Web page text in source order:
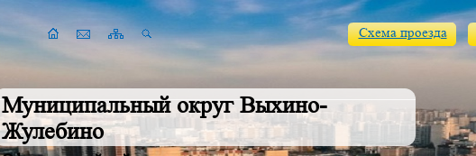
Муниципальный округ Выхино-
Жулебино
Схема проезда